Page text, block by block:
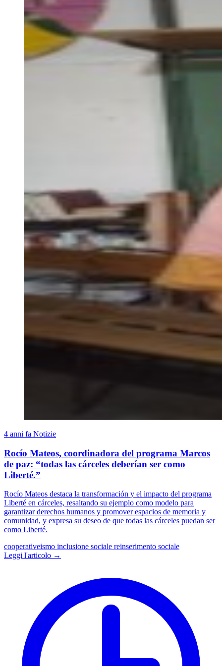
4 anni fa Notizie
Rocío Mateos, coordinadora del programa Marcos
de paz: “todas las cárceles deberían ser como
Liberté.”
Rocío Mateos destaca la transformación y el impacto del programa
Liberté en cárceles, resaltando su ejemplo como modelo para
garantizar derechos humanos y promover espacios de memoria y
comunidad, y expresa su deseo de que todas las cárceles puedan ser
como Liberté.
cooperativeismo inclusione sociale reinserimento sociale
Leggi l'articolo →